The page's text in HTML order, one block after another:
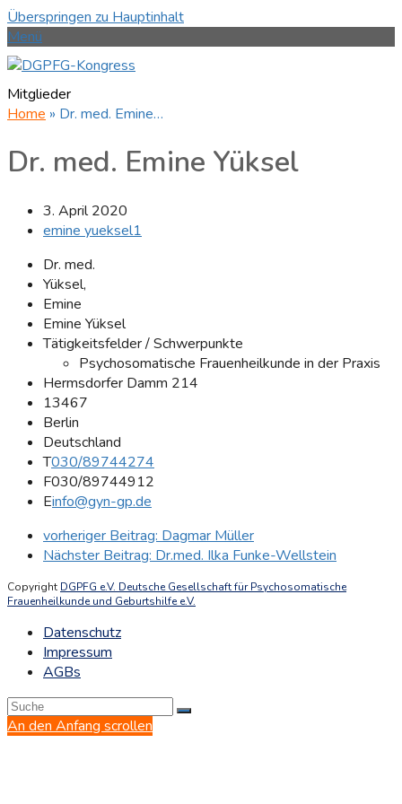
Überspringen zu Hauptinhalt
Menü
Mitglieder
Home » Dr. med. Emine…
Dr. med. Emine Yüksel
3. April 2020
emine yueksel1
Dr. med.
Yüksel,
Emine
Emine Yüksel
Tätigkeitsfelder / Schwerpunkte
Psychosomatische Frauenheilkunde in der Praxis
Hermsdorfer Damm 214
13467
Berlin
Deutschland
T030/89744274
F030/89744912
Einfo@gyn-gp.de
vorheriger Beitrag: Dagmar Müller
Nächster Beitrag: Dr.med. Ilka Funke-Wellstein
Copyright DGPFG e.V. Deutsche Gesellschaft für Psychosomatische
Frauenheilkunde und Geburtshilfe e.V.
Datenschutz
Impressum
AGBs
An den Anfang scrollen